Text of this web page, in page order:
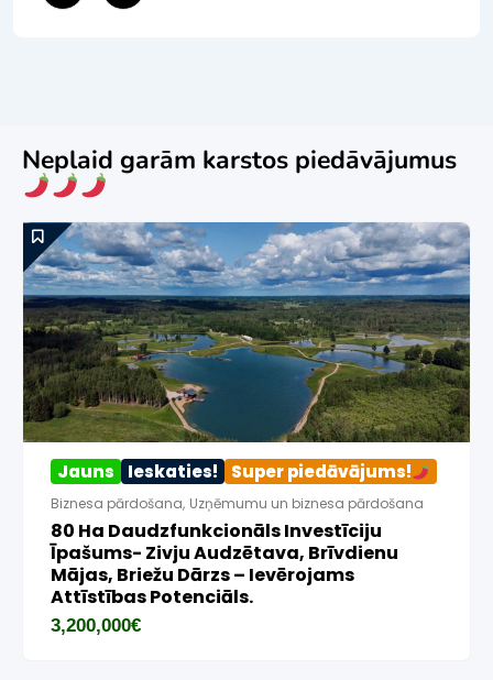
Neplaid garām karstos piedāvājumus
Jauns Ieskaties! Super piedāvājums!
Biznesa pārdošana, Uzņēmumu un biznesa pārdošana
80 Ha Daudzfunkcionāls Investīciju
Īpašums- Zivju Audzētava, Brīvdienu
Mājas, Briežu Dārzs – Ievērojams
Attīstības Potenciāls.
3,200,000€